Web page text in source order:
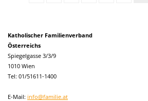
Katholischer Familienverband
Österreichs
Spiegelgasse 3/3/9
1010 Wien
Tel: 01/51611-1400
E-Mail: info@familie.at